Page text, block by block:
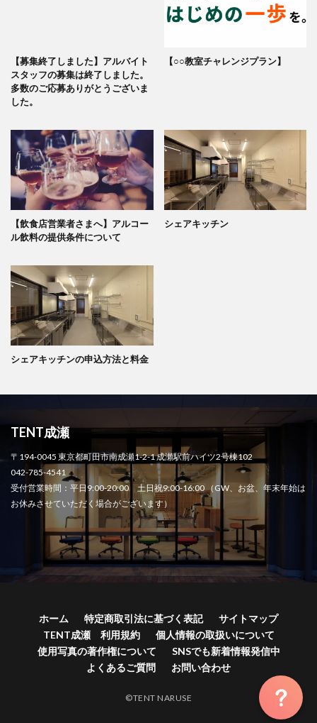
【募集終了しました】アルバイト
スタッフの募集は終了しました。
多数のご応募ありがとうございま
した。
【○○教室チャレンジプラン】
【飲食店営業者さまへ】アルコー
ル飲料の提供条件について
シェアキッチン
シェアキッチンの申込方法と料金
TENT成瀬
〒194-0045 東京都町田市南成瀬1-2-1 成瀬駅前ハイツ2号棟102
042-785-4541
受付営業時間：平日9:00-20:00 土日祝9:00-16:00 （GW、お盆、年末年始は
お休みさせていただく場合がございます）
ホーム 特定商取引法に基づく表記
サイトマップ
TENT成瀬 利用規約
個人情報の取扱いについて
使用写真の著作権について
SNSでも新着情報発信中
よくあるご質問
お問い合わせ
©TENT NARUSE